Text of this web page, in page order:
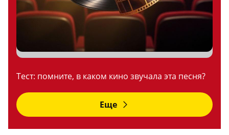
Тест: помните, в каком кино звучала эта песня?
Еще